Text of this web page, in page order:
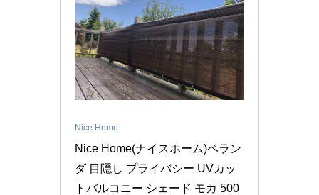
Nice Home
Nice Home(ナイスホーム)ベラン
ダ 目隠し プライバシー UVカッ
トバルコニー シェード モカ 500